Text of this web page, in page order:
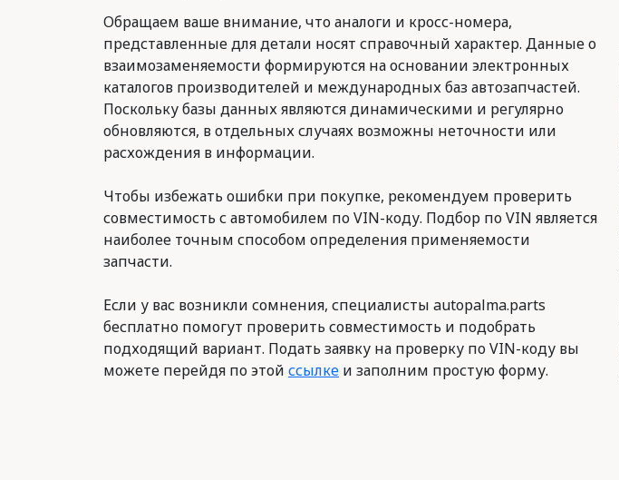
Обращаем ваше внимание, что аналоги и кросс-номера,
представленные для детали носят справочный характер. Данные о
взаимозаменяемости формируются на основании электронных
каталогов производителей и международных баз автозапчастей.
Поскольку базы данных являются динамическими и регулярно
обновляются, в отдельных случаях возможны неточности или
расхождения в информации.
Чтобы избежать ошибки при покупке, рекомендуем проверить
совместимость с автомобилем по VIN-коду. Подбор по VIN является
наиболее точным способом определения применяемости
запчасти.
Если у вас возникли сомнения, специалисты autopalma.parts
бесплатно помогут проверить совместимость и подобрать
подходящий вариант. Подать заявку на проверку по VIN-коду вы
можете перейдя по этой ссылке и заполним простую форму.